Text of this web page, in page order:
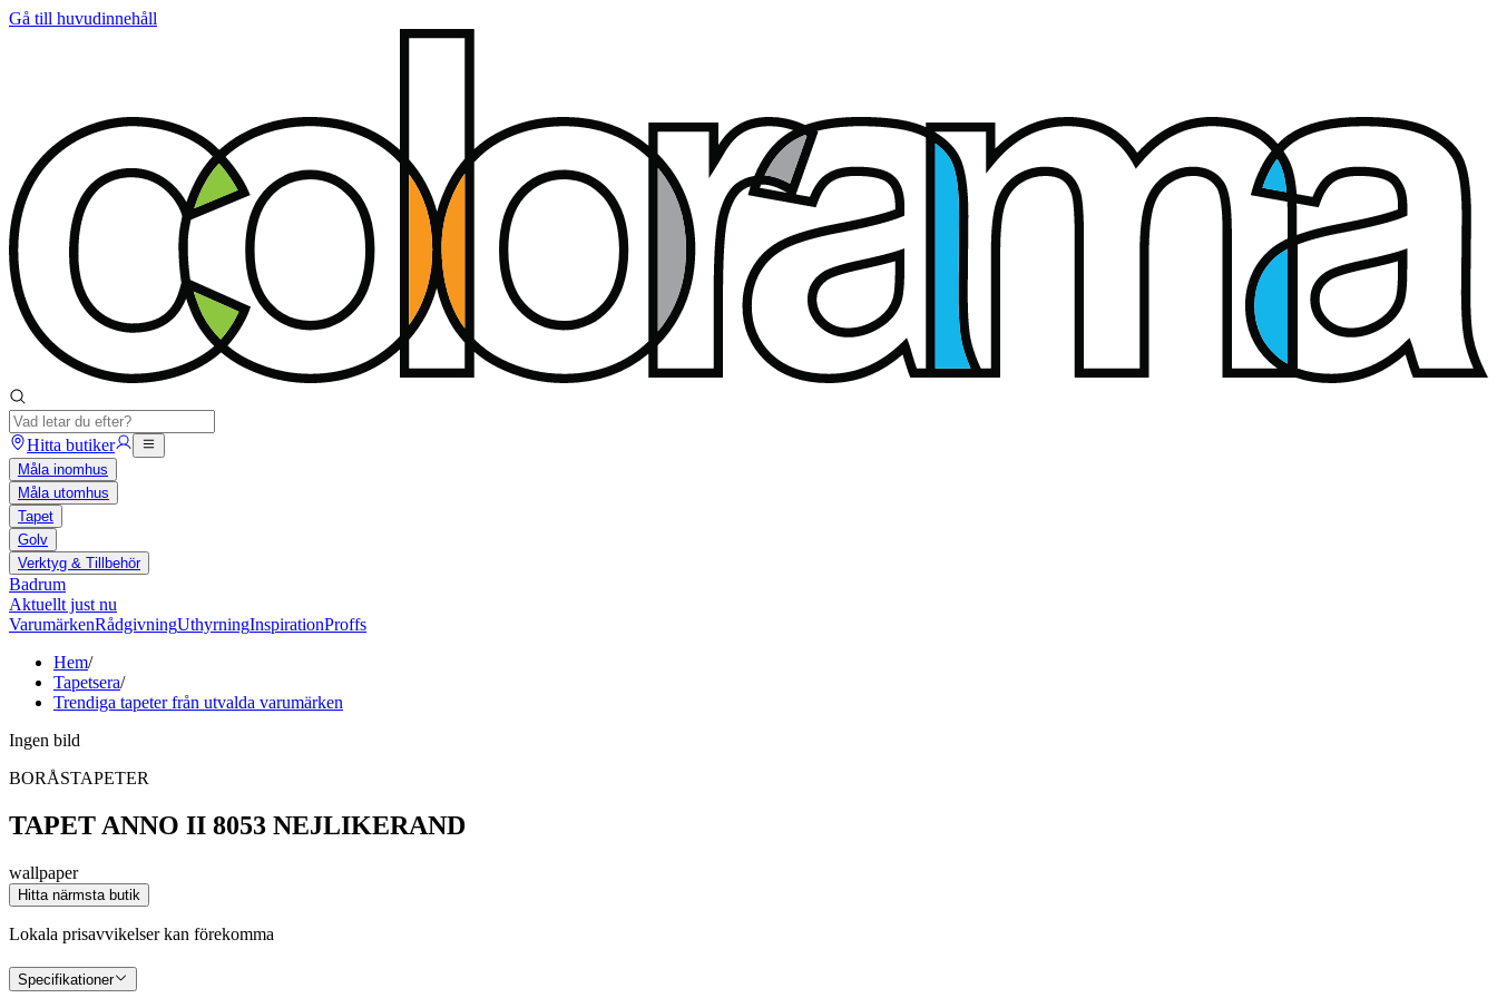
Gå till huvudinnehåll
Hitta butiker
Måla inomhus
Måla utomhus
Tapet
Golv
Verktyg & Tillbehör
Badrum
Aktuellt just nu
VarumärkenRådgivningUthyrningInspirationProffs
Hem/
Tapetsera/
Trendiga tapeter från utvalda varumärken
Ingen bild
BORÅSTAPETER
TAPET ANNO II 8053 NEJLIKERAND
wallpaper
Hitta närmsta butik
Lokala prisavvikelser kan förekomma
Specifikationer